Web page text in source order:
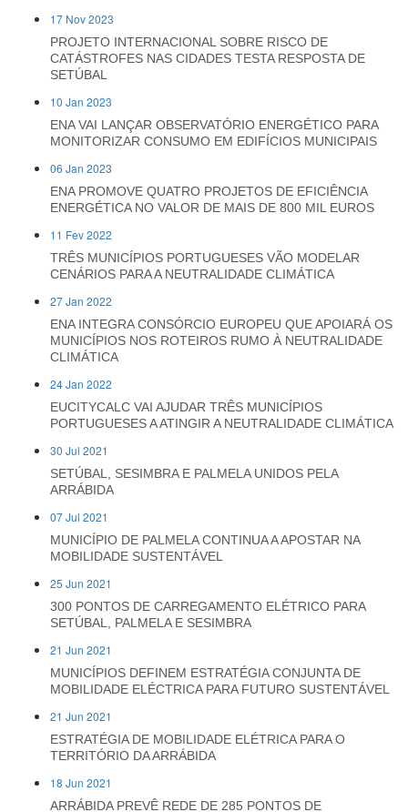
17 Nov 2023
PROJETO INTERNACIONAL SOBRE RISCO DE
CATÁSTROFES NAS CIDADES TESTA RESPOSTA DE
SETÚBAL
10 Jan 2023
ENA VAI LANÇAR OBSERVATÓRIO ENERGÉTICO PARA
MONITORIZAR CONSUMO EM EDIFÍCIOS MUNICIPAIS
06 Jan 2023
ENA PROMOVE QUATRO PROJETOS DE EFICIÊNCIA
ENERGÉTICA NO VALOR DE MAIS DE 800 MIL EUROS
11 Fev 2022
TRÊS MUNICÍPIOS PORTUGUESES VÃO MODELAR
CENÁRIOS PARA A NEUTRALIDADE CLIMÁTICA
27 Jan 2022
ENA INTEGRA CONSÓRCIO EUROPEU QUE APOIARÁ OS
MUNICÍPIOS NOS ROTEIROS RUMO À NEUTRALIDADE
CLIMÁTICA
24 Jan 2022
EUCITYCALC VAI AJUDAR TRÊS MUNICÍPIOS
PORTUGUESES A ATINGIR A NEUTRALIDADE CLIMÁTICA
30 Jul 2021
SETÚBAL, SESIMBRA E PALMELA UNIDOS PELA
ARRÁBIDA
07 Jul 2021
MUNICÍPIO DE PALMELA CONTINUA A APOSTAR NA
MOBILIDADE SUSTENTÁVEL
25 Jun 2021
300 PONTOS DE CARREGAMENTO ELÉTRICO PARA
SETÚBAL, PALMELA E SESIMBRA
21 Jun 2021
MUNICÍPIOS DEFINEM ESTRATÉGIA CONJUNTA DE
MOBILIDADE ELÉCTRICA PARA FUTURO SUSTENTÁVEL
21 Jun 2021
ESTRATÉGIA DE MOBILIDADE ELÉTRICA PARA O
TERRITÓRIO DA ARRÁBIDA
18 Jun 2021
ARRÁBIDA PREVÊ REDE DE 285 PONTOS DE